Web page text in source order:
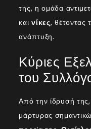
της, η ομάδα
καινίκες, θέτοντας
ανάπτυξη.
Κύριες
του
Από την ίδρυσή
μάρτυρας